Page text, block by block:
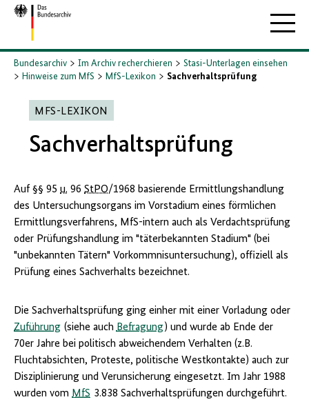
Zur
Startseite
Bundesarchiv Im Archiv recherchieren
Stasi-Unterlagen einsehen
Hinweise zum MfS
MfS-Lexikon Sachverhaltsprüfung
MFS-LEXIKON
Sachverhaltsprüfung
Auf §§ 95 u. 96 StPO/1968 basierende Ermittlungshandlung
des Untersuchungsorgans im Vorstadium eines förmlichen
Ermittlungsverfahrens, MfS-intern auch als Verdachtsprüfung
oder Prüfungshandlung im "täterbekannten Stadium" (bei
"unbekannten Tätern" Vorkommnisuntersuchung), offiziell als
Prüfung eines Sachverhalts bezeichnet.
Die Sachverhaltsprüfung ging einher mit einer Vorladung oder
Zuführung (siehe auchBefragung) und wurde ab Ende der
70er Jahre bei politisch abweichendem Verhalten (z.B.
Fluchtabsichten, Proteste, politische Westkontakte) auch zur
Disziplinierung und Verunsicherung eingesetzt. Im Jahr 1988
wurden vom MfS 3.838 Sachverhaltsprüfungen durchgeführt.